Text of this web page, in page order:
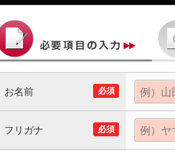
必須
お名前
必須
フリガナ